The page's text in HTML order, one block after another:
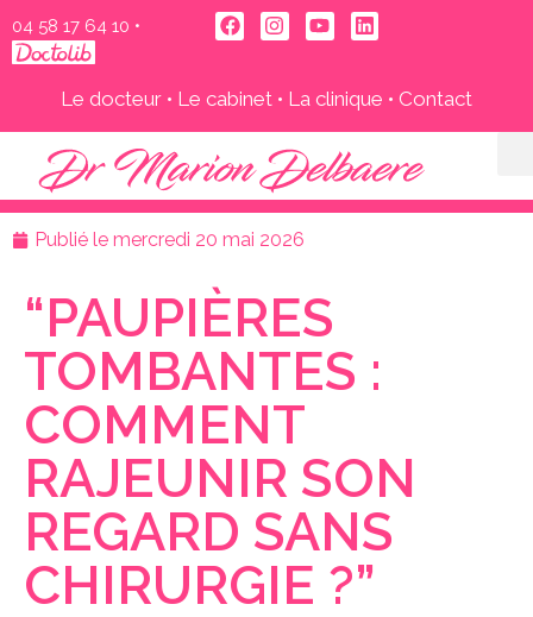
04 58 17 64 10‬ •
Le docteur • Le cabinet • La clinique • Contact
Publié le mercredi 20 mai 2026
“PAUPIÈRES
TOMBANTES :
COMMENT
RAJEUNIR SON
REGARD SANS
CHIRURGIE ?”